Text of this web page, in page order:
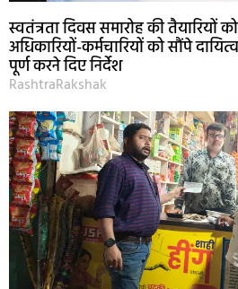
स्वतंत्रता दिवस समारोह की तैयारियों
अधिकारियों-कर्मचारियों को सौंपे
पूर्ण करने दिए निर्देश
RashtraRakshak